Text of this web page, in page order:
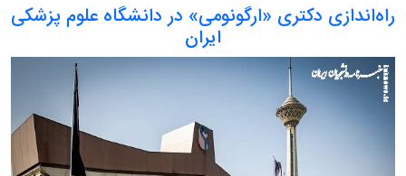
راه‌اندازی دکتری «ارگونومی» در دانشگاه علوم پزشکی
ایران